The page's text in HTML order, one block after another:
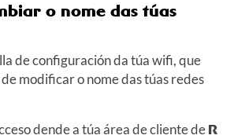
o nome das túas
de configuración da túa wifi, que
modificar o nome das túas redes
dende a túa área de cliente deR